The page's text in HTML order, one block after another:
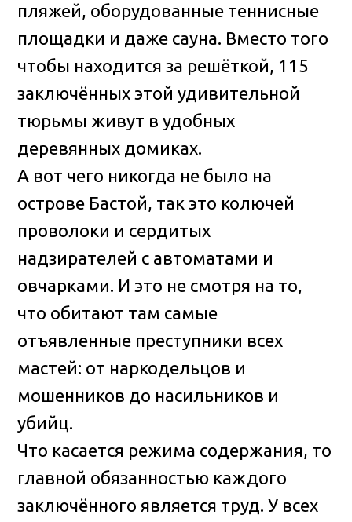
пляжей, оборудованные теннисные
площадки и даже сауна. Вместо того
чтобы находится за решёткой, 115
заключённых этой удивительной
тюрьмы живут в удобных
деревянных домиках.
А вот чего никогда не было на
острове Бастой, так это колючей
проволоки и сердитых
надзирателей с автоматами и
овчарками. И это не смотря на то,
что обитают там самые
отъявленные преступники всех
мастей: от наркодельцов и
мошенников до насильников и
убийц.
Что касается режима содержания, то
главной обязанностью каждого
заключённого является труд. У всех